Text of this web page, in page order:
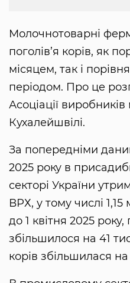
Молочнотоварні
поголів’я корів, як
місяцем, так і
періодом. Про це
Асоціації
Кухалейшвілі.
За попередніми
2025 року в
секторі України
ВРХ, у тому числі
до 1 квітня 2025 року,
збільшилося на 41
корів збільшилася на